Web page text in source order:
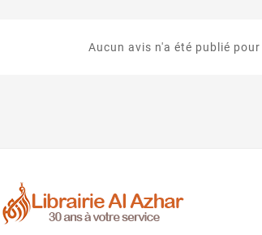
Aucun avis n'a été publié